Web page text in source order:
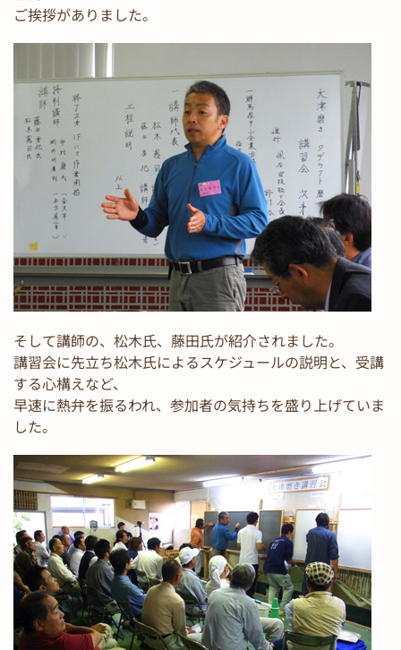
ご挨拶がありました。
そして講師の、松木氏、藤田氏が紹介されました。
講習会に先立ち松木氏によるスケジュールの説明と、受講
する心構えなど、
早速に熱弁を振るわれ、参加者の気持ちを盛り上げていま
した。